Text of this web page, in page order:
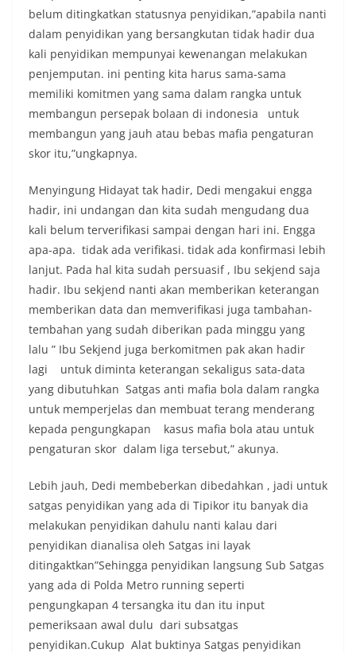
belum ditingkatkan statusnya penyidikan,”apabila nanti
dalam penyidikan yang bersangkutan tidak hadir dua
kali penyidikan mempunyai kewenangan melakukan
penjemputan. ini penting kita harus sama-sama
memiliki komitmen yang sama dalam rangka untuk
membangun persepak bolaan di indonesia untuk
membangun yang jauh atau bebas mafia pengaturan
skor itu,”ungkapnya.
Menyingung Hidayat tak hadir, Dedi mengakui engga
hadir, ini undangan dan kita sudah mengudang dua
kali belum terverifikasi sampai dengan hari ini. Engga
apa-apa. tidak ada verifikasi. tidak ada konfirmasi lebih
lanjut. Pada hal kita sudah persuasif , Ibu sekjend saja
hadir. Ibu sekjend nanti akan memberikan keterangan
memberikan data dan memverifikasi juga tambahan-
tembahan yang sudah diberikan pada minggu yang
lalu ” Ibu Sekjend juga berkomitmen pak akan hadir
lagi untuk diminta keterangan sekaligus sata-data
yang dibutuhkan Satgas anti mafia bola dalam rangka
untuk memperjelas dan membuat terang menderang
kepada pengungkapan kasus mafia bola atau untuk
pengaturan skor dalam liga tersebut,” akunya.
Lebih jauh, Dedi membeberkan dibedahkan , jadi untuk
satgas penyidikan yang ada di Tipikor itu banyak dia
melakukan penyidikan dahulu nanti kalau dari
penyidikan dianalisa oleh Satgas ini layak
ditingaktkan”Sehingga penyidikan langsung Sub Satgas
yang ada di Polda Metro running seperti
pengungkapan 4 tersangka itu dan itu input
pemeriksaan awal dulu dari subsatgas
penyidikan.Cukup Alat buktinya Satgas penyidikan